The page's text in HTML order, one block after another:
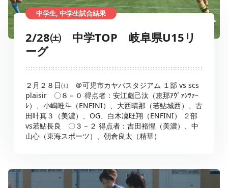
中学生, 中学生試合結果
2/28㈯ 中学TOP 岐阜県U15リ
ーグ
２月２８日㈯ ＠可児市カヤバスタジアム １部 vs scs
plaisir 〇８－０ 得点者：安江彪己汰（恵那ｱｳﾞｧﾝﾂｧｰ
ﾚ）、小嶋唯斗（ENFINI）、大西晴那（若鮎城西）、古
田叶真３（美濃）、OG、白木凜旺翔（ENFINI） ２部
vs若鮎長良 〇３－２ 得点者：吉田裕惺（美濃）、中
山心（東海スポーツ）、朝倉良太（精華）